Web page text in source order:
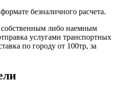
безналичного расчета.
собственным либо наемным
услугами транспортных
по городу от 100тр, за